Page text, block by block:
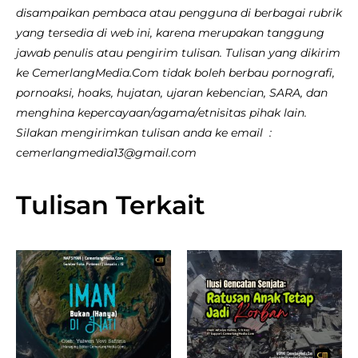
disampaikan pembaca atau pengguna di berbagai rubrik
yang tersedia di web ini, karena merupakan tanggung
jawab penulis atau pengirim tulisan. Tulisan yang dikirim
ke CemerlangMedia.Com tidak boleh berbau pornografi,
pornoaksi, hoaks, hujatan, ujaran kebencian, SARA, dan
menghina kepercayaan/agama/etnisitas pihak lain.
Silakan mengirimkan tulisan anda ke email :
cemerlangmedia13@gmail.com
Tulisan Terkait